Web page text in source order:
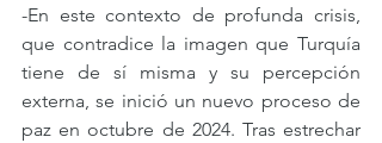
-En este contexto de profunda crisis,
que contradice la imagen que Turquía
tiene de sí misma y su percepción
externa, se inició un nuevo proceso de
paz en octubre de 2024. Tras estrechar